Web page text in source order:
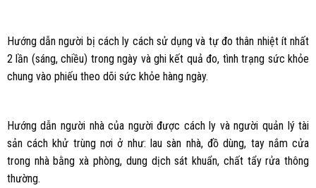
Hướng dẫn người bị cách ly cách sử dụng và tự đo thân nhiệt ít nhất
2 lần (sáng, chiều) trong ngày và ghi kết quả đo, tình trạng sức khỏe
chung vào phiếu theo dõi sức khỏe hàng ngày.
Hướng dẫn người nhà của người được cách ly và người quản lý tài
sản cách khử trùng nơi ở như: lau sàn nhà, đồ dùng, tay nắm cửa
trong nhà bằng xà phòng, dung dịch sát khuẩn, chất tẩy rửa thông
thường.